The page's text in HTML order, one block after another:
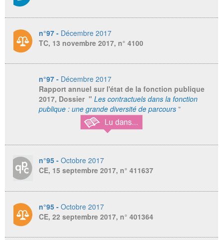
n°97 - Décembre 2017
TC, 13 novembre 2017, n° 4100
n°97 - Décembre 2017
Rapport annuel sur l'état de la fonction publique
2017, Dossier " Les contractuels dans la fonction
publique : une grande diversité de parcours "
n°95 - Octobre 2017
CE, 15 septembre 2017, n° 411637
n°95 - Octobre 2017
CE, 22 septembre 2017, n° 401364